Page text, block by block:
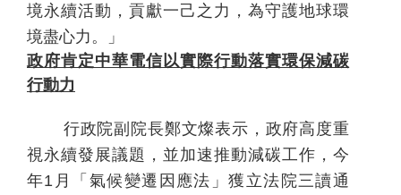
境永續活動，貢獻一己之力，為守護地球環
境盡心力。」
政府肯定中華電信以實際行動落實環保減碳
行動力
行政院副院長鄭文燦表示，政府高度重
視永續發展議題，並加速推動減碳工作，今
年1 月「氣候變遷因應法」獲立法院三讀通